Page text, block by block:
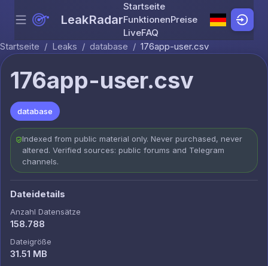
Skip to content
Menu LeakRadar
Startseite
FunktionenPreise
LiveFAQ
Startseite / Leaks / database / 176app-user.csv
176app-user.csv
database
Indexed from public material only. Never purchased, never
altered. Verified sources: public forums and Telegram
channels.
Dateidetails
Anzahl Datensätze
158.788
Dateigröße
31.51 MB